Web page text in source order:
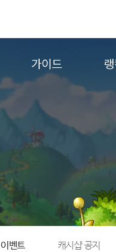
가이드
게임정보
직업소개
확률형 아이템
NEXON NOW
이벤트 캐시샵 공지